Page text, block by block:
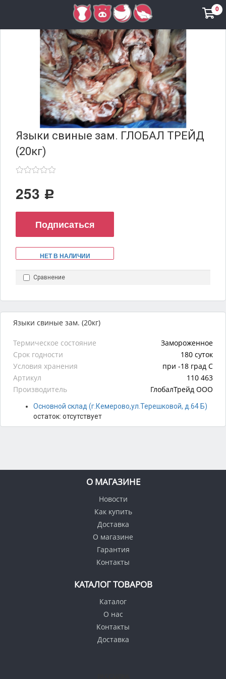
0
Языки свиные зам. ГЛОБАЛ ТРЕЙД
(20кг)
253 Р
Подписаться
НЕТ В НАЛИЧИИ
Сравнение
Языки свиные зам. (20кг)
Термическое состояние
Замороженное
Срок годности
180 суток
Условия хранения
при -18 град С
Артикул
110 463
Производитель
ГлобалТрейд ООО
Основной склад (г.Кемерово,ул.Терешковой, д.64 Б)
остаток: отсутствует
О МАГАЗИНЕ
Новости
Как купить
Доставка
О магазине
Гарантия
Контакты
КАТАЛОГ ТОВАРОВ
Каталог
О нас
Контакты
Доставка